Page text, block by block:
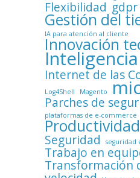
Flexibilidad gdpr
Gestión del
IA para atención al cliente
Innovación
Internet de las
Log4Shell Magento
Parches de
plataformas de e-commerce
Productividad
Seguridad seguridad
Trabajo en
Transformación